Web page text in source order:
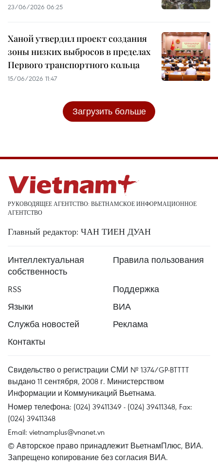
23/06/2026 06:25
Ханой утвердил проект создания
зоны низких выбросов в пределах
Первого транспортного кольца
15/06/2026 11:47
Загрузить больше
РУКОВОДЯЩЕЕ АГЕНТСТВО: ВЬЕТНАМСКОЕ ИНФОРМАЦИОННОЕ
АГЕНТСТВО
Главный редактор: ЧАН ТИЕН ДУАН
Интеллектуальная
собственность
Правила пользования
RSS
Поддержка
Языки
ВИА
Служба новостей
Реклама
Контакты
Свидельство о регистрации СМИ № 1374/GP-BTTTT
выдано 11 сентября, 2008 г. Министерством
Информации и Коммуникаций Вьетнама.
Номер телефона: (024) 39411349 - (024) 39411348, Fax:
(024) 39411348
Email: vietnamplus@vnanet.vn
© Авторское право принадлежит ВьетнамПлюс, ВИА.
Запрещено копирование без согласия ВИА.